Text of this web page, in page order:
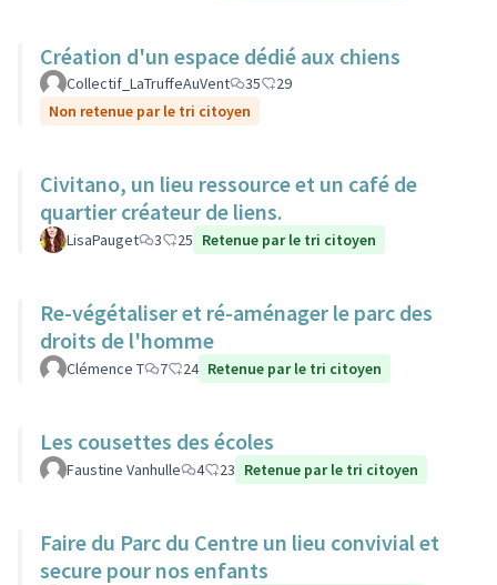
Création d'un espace dédié aux chiens
Collectif_LaTruffeAuVent 35
29
Non retenue par le tri citoyen
Civitano, un lieu ressource et un café de
quartier créateur de liens.
LisaPauget 3 25 Retenue par le tri citoyen
Re-végétaliser et ré-aménager le parc des
droits de l'homme
Clémence T 7 24 Retenue par le tri citoyen
Les cousettes des écoles
Faustine Vanhulle 4 23 Retenue par le tri citoyen
Faire du Parc du Centre un lieu convivial et
secure pour nos enfants